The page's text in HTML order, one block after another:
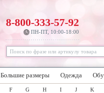
8-800-333-57-92
ПН-ПТ, 10:00-18:00
Большие размеры Одежда
F G H I J K